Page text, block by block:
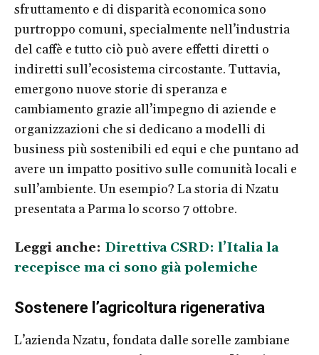
sfruttamento e di disparità economica sono
purtroppo comuni, specialmente nell’industria
del caffè e tutto ciò può avere effetti diretti o
indiretti sull’ecosistema circostante. Tuttavia,
emergono nuove storie di speranza e
cambiamento grazie all’impegno di aziende e
organizzazioni che si dedicano a modelli di
business più sostenibili ed equi e che puntano ad
avere un impatto positivo sulle comunità locali e
sull’ambiente. Un esempio? La storia di Nzatu
presentata a Parma lo scorso 7 ottobre.
Leggi anche: Direttiva CSRD: l’Italia la
recepisce ma ci sono già polemiche
Sostenere l’agricoltura rigenerativa
L’azienda Nzatu, fondata dalle sorelle zambiane